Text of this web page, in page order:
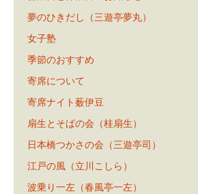
夢のひきだし（三遊亭夢丸）
女子塾
季節のおすすめ
寄席について
寄席ナイト薮伊豆
扇生とそばの会（桂扇生）
日本橋つかさの会（三遊亭司）
江戸の風（立川こしら）
波乗り一左（春風亭一左）